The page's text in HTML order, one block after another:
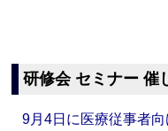
研修会 セミナー 催
9月4日に医療従事者